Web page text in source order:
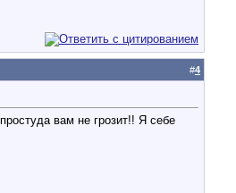
#4
вам не грозит!! Я себе